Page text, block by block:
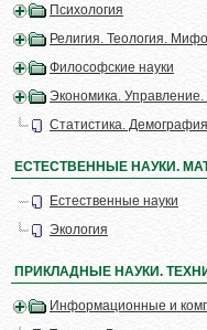
Психология
Религия. Теология.
Философские науки
Экономика.
Статистика.
ЕСТЕСТВЕННЫЕ НАУКИ.
Естественные науки
Экология
ПРИКЛАДНЫЕ НАУКИ.
Информационные и